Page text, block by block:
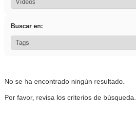
Buscar en:
No se ha encontrado ningún resultado.
Por favor, revisa los criterios de búsqueda.